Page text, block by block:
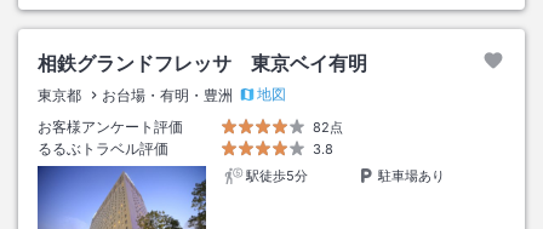
相鉄グランドフレッサ 東京ベイ有明
東京都 お台場・有明・豊洲
地図
お客様アンケート評価
82点
るるぶトラベル評価
3.8
駅徒歩5分
駐車場あり